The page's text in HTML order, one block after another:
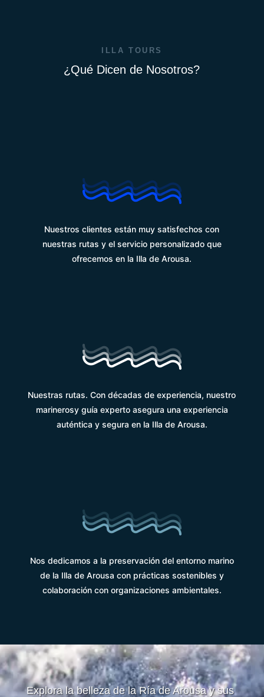
ILLA TOURS
¿Qué Dicen de Nosotros?
Nuestros clientes están muy satisfechos con
nuestras rutas y el servicio personalizado que
ofrecemos en la Illa de Arousa.
Nuestras rutas. Con décadas de experiencia, nuestro
marinerosy guía experto asegura una experiencia
auténtica y segura en la Illa de Arousa.
Nos dedicamos a la preservación del entorno marino
de la Illa de Arousa con prácticas sostenibles y
colaboración con organizaciones ambientales.
Explora la belleza de la Ría de Arousa y sus